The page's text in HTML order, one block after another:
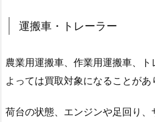
運搬車・トレーラー
農業用運搬車、作業用運搬車、
よっては買取対象になることがあ
荷台の状態、エンジンや足回り